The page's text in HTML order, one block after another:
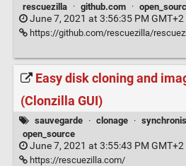
rescuezilla
· github.com ·
June 7, 2021 at 3:56:35 PM GMT+2
https://github.com/rescuezilla/
Easy disk cloning and
(Clonzilla GUI)
sauvegarde · clonage ·
open_source
June 7, 2021 at 3:55:43 PM GMT+2
https://rescuezilla.com/